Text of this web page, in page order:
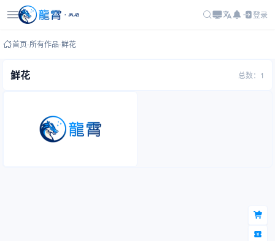
登录
首页-所有作品-鲜花
鲜花 总数：1